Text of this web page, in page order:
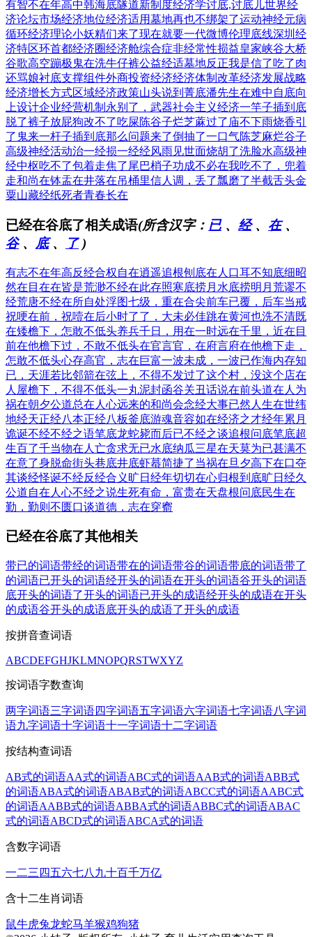
有智不在年高中韩海底隧道新制度经济学讨底,讨底儿世界经
济论坛市场经济地位经济适用墓地再也不绑架了运动神经元病
循环经济理论小妖精们来了现在就要一代微博伦理底线深圳经
济特区环首都经济圈经济舱综合症非经常性损益皇家峡谷大桥
谷歌高空蹦极鬼在洗牛仔裤公益经适墓地反正我是信了吃了肉
还骂娘衬底支撑组件外商投资经济经济体制改革经济发展战略
经济增长方式区域经济政策山头说到菁底潘先生在难中 自底向
上设计企业经营机制 永别了，武器社会主义经济一竿子插到底
脱了裤子放屁狗改不了吃屎陈谷子烂芝蔴过了庙不下雨烧香引
了鬼来一杆子插到底那么问题来了倒抽了一口气陈芝麻烂谷子
高级神经活动治一经损一经经风雨见世面烧胡了洗脸水高级神
经中枢吃不了包着走焦了尾巴梢子功成不必在我吃不了，兜着
走和尚在钵盂在井落在吊桶里信人调，丢了瓢磨了半截舌头金
粟山藏经纸死者青春长在
已经在谷底了相关成语(所含汉字： 已 、 经、 在、
谷、 底、 了)
有志不在年高反经合权自在逍遥追根刨底在人口耳不知底细昭
然在目 在在皆是荒渺不经在此存照寒底捞月 水底捞明月 荒谬不
经荒唐不经在所自处浮图七级，重在合尖前车已覆，后车当戒
祝哽在前，祝噎在后小时了了，大未必佳跳在黄河也洗不清既
在矮檐下，怎敢不低头养兵千日，用在一时远在千里，近在目
前在他檐下过，不敢不低头在官言官，在府言府在他檐下走，
怎敢不低头心存高官，志在巨富一波未成，一波已作海内存知
已，天涯若比邻箭在弦上，不得不发过了这个村，没这个店在
人屋檐下，不得不低头一丸泥封函谷关丑话说在前头道在人为
祸在朝夕公道总在人心远来的和尚会念经大事已然 人生在世纬
地经天正经八本正经八板釜底游魂音容如在经济之才经年累月
诡诞不经不经之语笔底龙蛇毙而后已不经之谈追根问底笔底超
生百了千当物在人亡贪求无已水底纳瓜三星在天莫为已甚满不
在意了身脱命街头巷底井底虾蟇简捷了当祸在旦夕高下在口夺
其谈经怪诞不经反经合义 旷日经年切切在心归根到底旷日经久
公道自在人心不经之说生死有命，富贵在天盘根问底民生在
勤，勤则不匮口谈道德，志在穿窬
已经在谷底了其他相关
带已的词语带经的词语带在的词语带谷的词语带底的词语带了
的词语已开头的词语经开头的词语在开头的词语谷开头的词语
底开头的词语了开头的词语已开头的成语经开头的成语在开头
的成语谷开头的成语底开头的成语了开头的成语
按拼音查词语
ABCDEFGHJKLMNOPQRSTWXYZ
按词语字数查询
两字词语三字词语四字词语五字词语六字词语七字词语八字词
语九字词语十字词语十一字词语十二字词语
按结构查词语
AB式的词语AA式的词语ABC式的词语AAB式的词语ABB式
的词语ABA式的词语ABAB式的词语ABCC式的词语AABC式
的词语AABB式的词语ABBA式的词语ABBC式的词语ABAC
式的词语ABCD式的词语ABCA式的词语
含数字词语
一二三 四五六七八 九十百千万亿
含十二生肖词语
鼠牛虎兔龙蛇马羊猴鸡狗猪